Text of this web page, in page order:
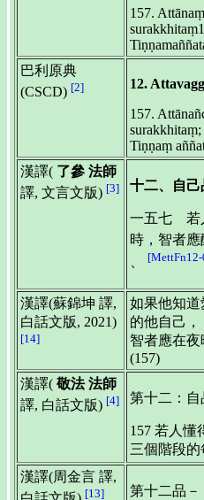
157.
巴利原典
(CSCD) [2]
12.
157.
surakkhitaṃ;
Tiṇṇaṃ
漢譯( 了參 法師
譯, 文言文版) [3] 十二、自己
一五七 若
時，智者應
漢譯(蘇錦坤 譯,
白話文版, 2021)
[14]
如果他知
的他自己，
智者應在夜
(157)
漢譯( 敬法 法師
譯, 白話文版) [4] 第十二：自
157 若人懂
三個階段的
漢譯(周金言 譯,
[13] 第十二品－